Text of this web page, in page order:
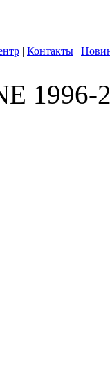
| Контакты |
1996-